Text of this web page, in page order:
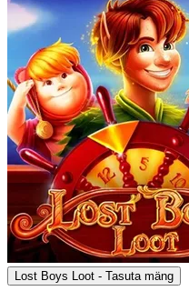
Lost Boys Loot - Tasuta mäng